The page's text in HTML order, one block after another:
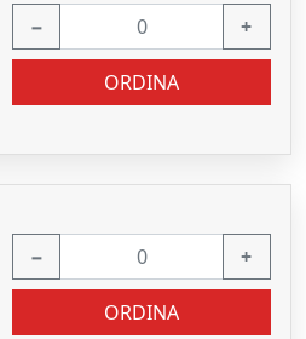
− +
ORDINA
− +
ORDINA